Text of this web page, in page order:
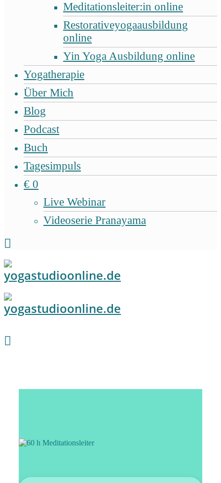
Meditationsleiter:in online
Restorativeyogaausbildung
online
Yin Yoga Ausbildung online
Yogatherapie
Über Mich
Blog
Podcast
Buch
Tagesimpuls
€ 0
Live Webinar
Videoserie Pranayama